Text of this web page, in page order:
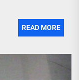
READ MORE